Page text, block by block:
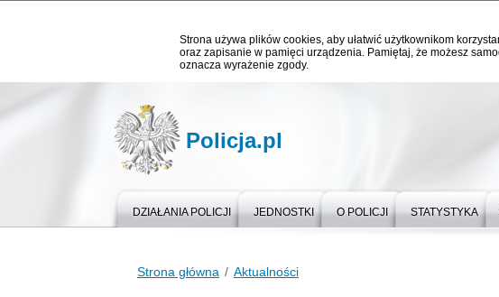
Strona używa plików cookies, aby ułatwić użytkownikom
oraz zapisanie w pamięci urządzenia. Pamiętaj, że możesz
oznacza wyrażenie zgody.
Policja.pl
DZIAŁANIA POLICJI JEDNOSTKI O POLICJI STATYSTYKA
Strona główna Aktualności